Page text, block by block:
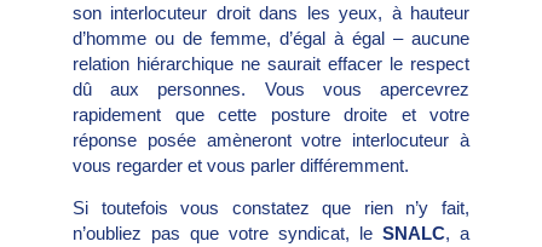
son interlocuteur droit dans les yeux, à hauteur
d’homme ou de femme, d’égal à égal – aucune
relation hiérarchique ne saurait effacer le respect
dû aux personnes. Vous vous apercevrez
rapidement que cette posture droite et votre
réponse posée amèneront votre interlocuteur à
vous regarder et vous parler différemment.
Si toutefois vous constatez que rien n’y fait,
n’oubliez pas que votre syndicat, le SNALC, a